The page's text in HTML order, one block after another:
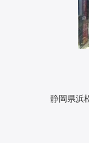
静岡県浜